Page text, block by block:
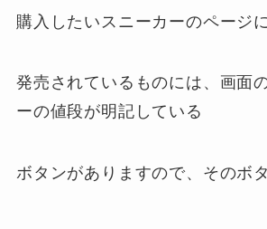
購入したいスニーカーのページ
発売されているものには、画面
ーの値段が明記している
ボタンがありますので、そのボ